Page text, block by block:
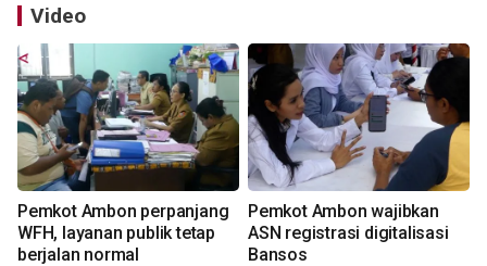
Video
Pemkot Ambon perpanjang
WFH, layanan publik tetap
berjalan normal
Pemkot Ambon wajibkan
ASN registrasi digitalisasi
Bansos